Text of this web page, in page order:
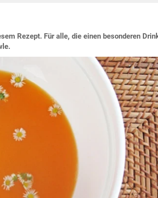
Rezept. Für alle, die einen besonderen